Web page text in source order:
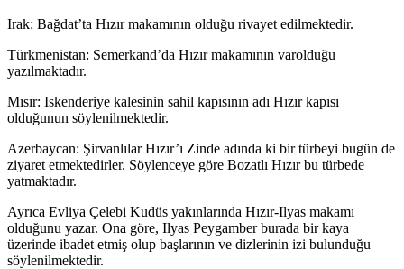
Irak: Bağdat’ta Hızır makamının olduğu rivayet edilmektedir.
Türkmenistan: Semerkand’da Hızır makamının varolduğu
yazılmaktadır.
Mısır: Iskenderiye kalesinin sahil kapısının adı Hızır kapısı
olduğunun söylenilmektedir.
Azerbaycan: Şirvanlılar Hızır’ı Zinde adında ki bir türbeyi bugün de
ziyaret etmektedirler. Söylenceye göre Bozatlı Hızır bu türbede
yatmaktadır.
Ayrıca Evliya Çelebi Kudüs yakınlarında Hızır-Ilyas makamı
olduğunu yazar. Ona göre, Ilyas Peygamber burada bir kaya
üzerinde ibadet etmiş olup başlarının ve dizlerinin izi bulunduğu
söylenilmektedir.